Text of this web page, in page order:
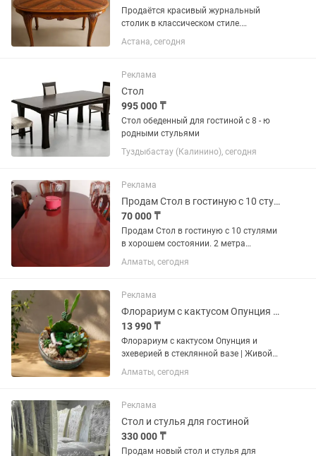
Продаётся красивый журнальный
столик в классическом стиле.
Эффектная столешница с
декоративной раскладкой дерева,
придают ему благородный и дорогой
вид. Стол...
Астана, сегодня
Реклама
Стол
995 000 ₸
Стол обеденный для гостиной с 8 - ю
родными стульями
Туздыбастау (Калинино), сегодня
Реклама
Продам Стол в гостиную с 10 стулями в хорошем состоянии
70 000 ₸
Продам Стол в гостиную с 10 стулями
в хорошем состоянии. 2 метра
собранный, полностью 3 метра где то
Алматы, сегодня
Реклама
Флорариум с кактусом Опунция и эхеверией в стеклянной вазе Живой мини-сад
13 990 ₸
Флорариум с кактусом Опунция и
эхеверией в стеклянной вазе | Живой
мини-сад | Ручная работа Описание:
Создайте уютный уголок природы у
ручной работы. Композиция...
Алматы, сегодня
Реклама
Стол и стулья для гостиной
330 000 ₸
Продам новый стол и стулья для